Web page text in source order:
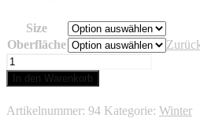
Size
Oberfläche
Listwjanka
Baikal
Menge
In den Warenkorb
Artikelnummer: 94 Kategorie: Winter